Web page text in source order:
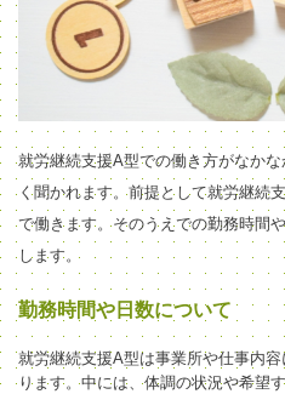
就労継続支援A型での働き方がなか
く聞かれます。前提として就労継続
で働きます。そのうえでの勤務時間
します。
勤務時間や日数について
就労継続支援A型は事業所や仕事内
ります。中には、体調の状況や希望